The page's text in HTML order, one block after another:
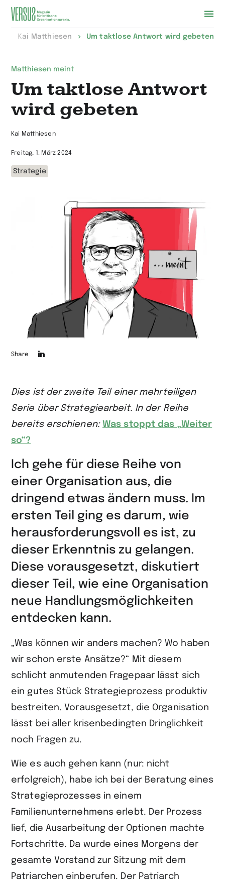
Zur
Kai Matthiesen Um taktlose Antwort wird gebeten
Matthiesen meint
Um taktlose Antwort
wird gebeten
Kai Matthiesen
Freitag, 1. März 2024
Strategie
auf
LinkedIn
teilen
Share
Dies ist der zweite Teil einer mehrteiligen
Serie über Strategiearbeit. In der Reihe
bereits erschienen: Was stoppt das „Weiter
so“?
Ich gehe für diese Reihe von
einer Organisation aus, die
dringend etwas ändern muss. Im
ersten Teil ging es darum, wie
herausforderungsvoll es ist, zu
dieser Erkenntnis zu gelangen.
Diese vorausgesetzt, diskutiert
dieser Teil, wie eine Organisation
neue Handlungsmöglichkeiten
entdecken kann.
„Was können wir anders machen? Wo haben
wir schon erste Ansätze?“ Mit diesem
schlicht anmutenden Fragepaar lässt sich
ein gutes Stück Strategieprozess produktiv
bestreiten. Vorausgesetzt, die Organisation
lässt bei aller krisenbedingten Dringlichkeit
noch Fragen zu.
Wie es auch gehen kann (nur: nicht
erfolgreich), habe ich bei der Beratung eines
Strategieprozesses in einem
Familienunternehmens erlebt. Der Prozess
lief, die Ausarbeitung der Optionen machte
Fortschritte. Da wurde eines Morgens der
gesamte Vorstand zur Sitzung mit dem
Patriarchen einberufen. Der Patriarch